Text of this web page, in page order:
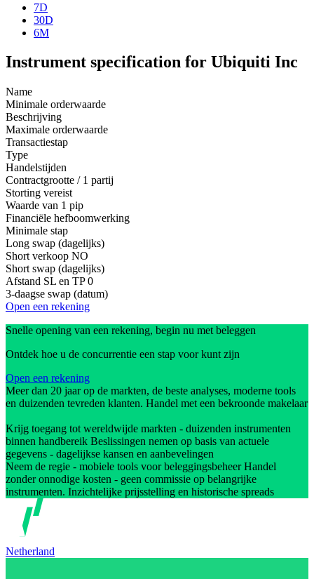
7D
30D
6M
Instrument specification for Ubiquiti Inc
Name
Minimale orderwaarde
Beschrijving
Maximale orderwaarde
Transactiestap
Type
Handelstijden
Contractgrootte / 1 partij
Storting vereist
Waarde van 1 pip
Financiële hefboomwerking
Minimale stap
Long swap (dagelijks)
Short verkoop NO
Short swap (dagelijks)
Afstand SL en TP 0
3-daagse swap (datum)
Open een rekening
Snelle opening van een rekening, begin nu met beleggen
Ontdek hoe u de concurrentie een stap voor kunt zijn
Open een rekening
Meer dan 20 jaar op de markten, de beste analyses, moderne tools
en duizenden tevreden klanten. Handel met een bekroonde makelaar
Krijg toegang tot wereldwijde markten - duizenden instrumenten
binnen handbereik Beslissingen nemen op basis van actuele
gegevens - dagelijkse kansen en aanbevelingen
Neem de regie - mobiele tools voor beleggingsbeheer Handel
zonder onnodige kosten - geen commissie op belangrijke
instrumenten. Inzichtelijke prijsstelling en historische spreads
Netherland